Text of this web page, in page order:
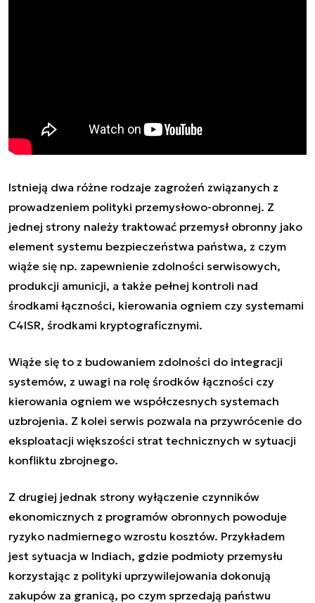
Istnieją dwa różne rodzaje zagrożeń związanych z
prowadzeniem polityki przemysłowo-obronnej. Z
jednej strony należy traktować przemysł obronny jako
element systemu bezpieczeństwa państwa, z czym
wiąże się np. zapewnienie zdolności serwisowych,
produkcji amunicji, a także pełnej kontroli nad
środkami łączności, kierowania ogniem czy systemami
C4ISR, środkami kryptograficznymi.
Wiąże się to z budowaniem zdolności do integracji
systemów, z uwagi na rolę środków łączności czy
kierowania ogniem we współczesnych systemach
uzbrojenia. Z kolei serwis pozwala na przywrócenie do
eksploatacji większości strat technicznych w sytuacji
konfliktu zbrojnego.
Z drugiej jednak strony wyłączenie czynników
ekonomicznych z programów obronnych powoduje
ryzyko nadmiernego wzrostu kosztów. Przykładem
jest sytuacja w Indiach, gdzie podmioty przemysłu
korzystając z polityki uprzywilejowania dokonują
zakupów za granicą, po czym sprzedają państwu